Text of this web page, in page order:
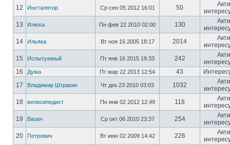
12
Инсталятор Ср сен 05 2012 16:01 50
13
Илюха Пн фев 22 2010 02:00 130
14
Ильяка Вт ноя 15 2005 18:17 2014
15
Испытуемый Пт янв 16 2015 19:33 242
16
Дума Пт мар 22 2013 12:54 43
17
Владимир Штракин Чт дек 23 2010 03:03 1032
18
велосипедист Пн янв 02 2012 12:49 118
19
Вазач Ср окт 06 2010 23:37 254
20
Петрович Вт июн 02 2009 14:42 226